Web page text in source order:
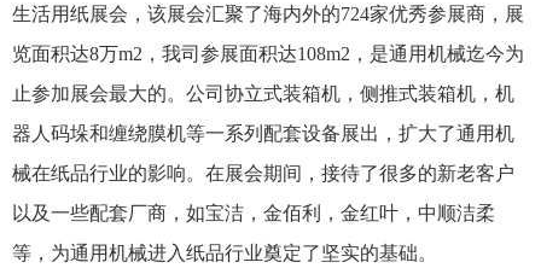
生活用纸展会，该展会汇聚了海内外的724家优秀参展商，展
览面积达8万m2 ，我司参展面积达108m2 ，是通用机械迄今为
止参加展会最大的。公司协立式装箱机，侧推式装箱机，机
器人码垛和缠绕膜机等一系列配套设备展出，扩大了通用机
械在纸品行业的影响。在展会期间，接待了很多的新老客户
以及一些配套厂商，如宝洁，金佰利，金红叶，中顺洁柔
等，为通用机械进入纸品行业奠定了坚实的基础。